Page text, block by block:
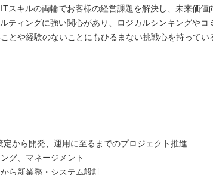
スキルの両輪でお客様の経営課題を解決し、未来価値
ティングに強い関心があり、ロジカルシンキングやコ
とや経験のないことにもひるまない挑戦心を持ってい
定から開発、運用に至るまでのプロジェクト推進
グ、マネージメント
ら新業務・システム設計